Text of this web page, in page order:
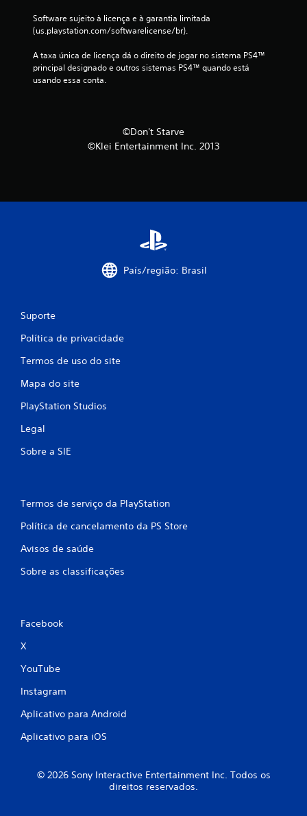
Software sujeito à licença e à garantia limitada
(us.playstation.com/softwarelicense/br).
A taxa única de licença dá o direito de jogar no sistema PS4™
principal designado e outros sistemas PS4™ quando está
usando essa conta.
©Don't Starve
©Klei Entertainment Inc. 2013
País/região: Brasil
Suporte
Política de privacidade
Termos de uso do site
Mapa do site
PlayStation Studios
Legal
Sobre a SIE
Termos de serviço da PlayStation
Política de cancelamento da PS Store
Avisos de saúde
Sobre as classificações
Facebook
X
YouTube
Instagram
Aplicativo para Android
Aplicativo para iOS
© 2026 Sony Interactive Entertainment Inc. Todos os
direitos reservados.